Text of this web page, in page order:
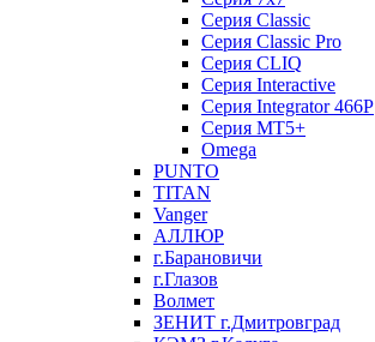
Серия Classic
Серия Classic Pro
Серия CLIQ
Серия Interactive
Серия Integrator 466P
Серия MT5+
Omega
PUNTO
TITAN
Vanger
АЛЛЮР
г.Барановичи
г.Глазов
Волмет
ЗЕНИТ г.Дмитровград